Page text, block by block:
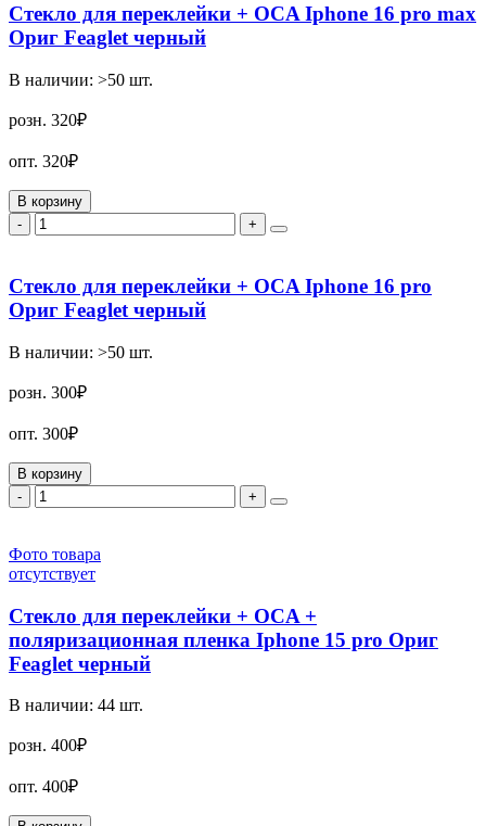
Стекло для переклейки + OCA Iphone 16 pro max
Ориг Feaglet черный
В наличии: >50 шт.
розн. 320₽
опт. 320₽
В корзину
-
+
Стекло для переклейки + OCA Iphone 16 pro
Ориг Feaglet черный
В наличии: >50 шт.
розн. 300₽
опт. 300₽
В корзину
-
+
Фото товара
отсутствует
Стекло для переклейки + OCA +
поляризационная пленка Iphone 15 pro Ориг
Feaglet черный
В наличии: 44 шт.
розн. 400₽
опт. 400₽